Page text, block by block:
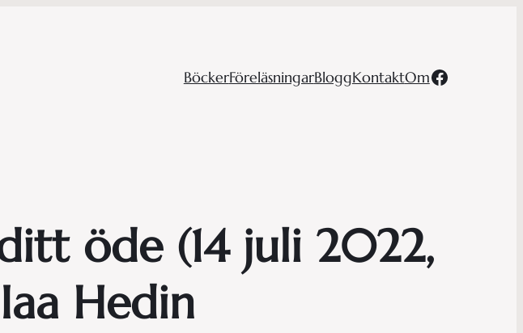
BöckerFöreläsningarBloggKontaktOmFacebook
öde (14 juli 2022,
Hedin